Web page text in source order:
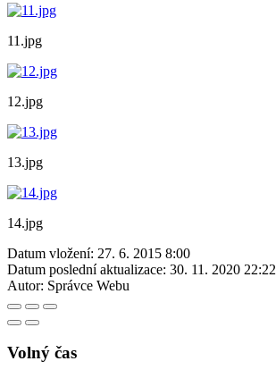
11.jpg
12.jpg
13.jpg
14.jpg
Datum vložení: 27. 6. 2015 8:00
Datum poslední aktualizace: 30. 11. 2020 22:22
Autor: Správce Webu
Volný čas